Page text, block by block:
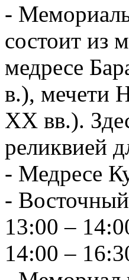
-
состоит из
медресе
в.), мечети
XX вв.).
реликвией
- Медресе
-
13:00 –
14:00 –